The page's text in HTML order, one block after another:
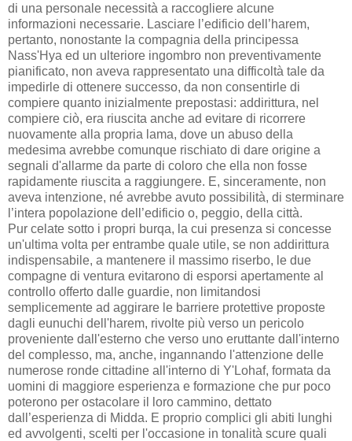
di una personale necessità a raccogliere alcune
informazioni necessarie. Lasciare l’edificio dell’harem,
pertanto, nonostante la compagnia della principessa
Nass'Hya ed un ulteriore ingombro non preventivamente
pianificato, non aveva rappresentato una difficoltà tale da
impedirle di ottenere successo, da non consentirle di
compiere quanto inizialmente prepostasi: addirittura, nel
compiere ciò, era riuscita anche ad evitare di ricorrere
nuovamente alla propria lama, dove un abuso della
medesima avrebbe comunque rischiato di dare origine a
segnali d'allarme da parte di coloro che ella non fosse
rapidamente riuscita a raggiungere. E, sinceramente, non
aveva intenzione, né avrebbe avuto possibilità, di sterminare
l’intera popolazione dell’edificio o, peggio, della città.
Pur celate sotto i propri burqa, la cui presenza si concesse
un'ultima volta per entrambe quale utile, se non addirittura
indispensabile, a mantenere il massimo riserbo, le due
compagne di ventura evitarono di esporsi apertamente al
controllo offerto dalle guardie, non limitandosi
semplicemente ad aggirare le barriere protettive proposte
dagli eunuchi dell'harem, rivolte più verso un pericolo
proveniente dall'esterno che verso uno eruttante dall'interno
del complesso, ma, anche, ingannando l'attenzione delle
numerose ronde cittadine all'interno di Y'Lohaf, formata da
uomini di maggiore esperienza e formazione che pur poco
poterono per ostacolare il loro cammino, dettato
dall’esperienza di Midda. E proprio complici gli abiti lunghi
ed avvolgenti, scelti per l'occasione in tonalità scure quali